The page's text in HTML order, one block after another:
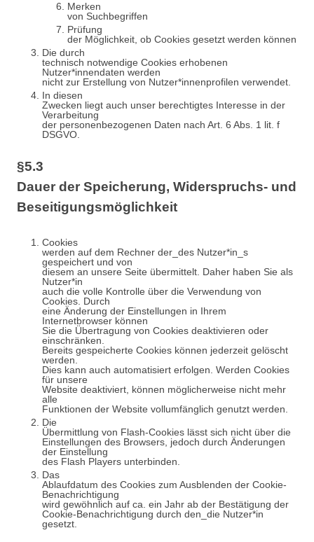
Merken
von Suchbegriffen
Prüfung
der Möglichkeit, ob Cookies gesetzt werden können
Die durch
technisch notwendige Cookies erhobenen
Nutzer*innendaten werden
nicht zur Erstellung von Nutzer*innenprofilen verwendet.
In diesen
Zwecken liegt auch unser berechtigtes Interesse in der
Verarbeitung
der personenbezogenen Daten nach Art. 6 Abs. 1 lit. f
DSGVO.
§5.3
Dauer der Speicherung, Widerspruchs- und
Beseitigungsmöglichkeit
Cookies
werden auf dem Rechner der_des Nutzer*in_s
gespeichert und von
diesem an unsere Seite übermittelt. Daher haben Sie als
Nutzer*in
auch die volle Kontrolle über die Verwendung von
Cookies. Durch
eine Änderung der Einstellungen in Ihrem
Internetbrowser können
Sie die Übertragung von Cookies deaktivieren oder
einschränken.
Bereits gespeicherte Cookies können jederzeit gelöscht
werden.
Dies kann auch automatisiert erfolgen. Werden Cookies
für unsere
Website deaktiviert, können möglicherweise nicht mehr
alle
Funktionen der Website vollumfänglich genutzt werden.
Die
Übermittlung von Flash-Cookies lässt sich nicht über die
Einstellungen des Browsers, jedoch durch Änderungen
der Einstellung
des Flash Players unterbinden.
Das
Ablaufdatum des Cookies zum Ausblenden der Cookie-
Benachrichtigung
wird gewöhnlich auf ca. ein Jahr ab der Bestätigung der
Cookie-Benachrichtigung durch den_die Nutzer*in
gesetzt.